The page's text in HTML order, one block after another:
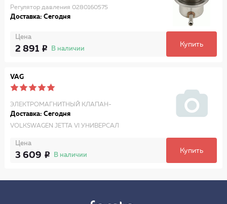
Регулятор давления 0280160575
Доставка: Сегодня
Цена
2 891 В наличии
Купить
VAG
ЭЛЕКТРОМАГНИТНЫЙ КЛАПАН-
Доставка: Сегодня
VOLKSWAGEN JETTA VI УНИВЕРСАЛ
Цена
3 609 В наличии
Купить